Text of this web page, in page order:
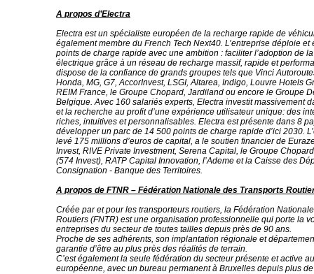
A propos d’Electra
Electra est un spécialiste européen de la recharge rapide de
également membre du French Tech Next40. L’entreprise déploie et
points de charge rapide avec une ambition : faciliter l’adoption de
électrique grâce à un réseau de recharge massif, rapide et
dispose de la confiance de grands groupes tels que Vinci
Honda, MG, G7, AccorInvest, LSGI, Altarea, Indigo, Louvre Hotels
REIM France, le Groupe Chopard, Jardiland ou encore le Groupe
Belgique. Avec 160 salariés experts, Electra investit massivement
et la recherche au profit d’une expérience utilisateur unique: des
riches, intuitives et personnalisables. Electra est présente dans 8
développer un parc de 14 500 points de charge rapide d’ici 2030.
levé 175 millions d’euros de capital, a le soutien financier de
Invest, RIVE Private Investment, Serena Capital, le Groupe
(574 Invest), RATP Capital Innovation, l’Ademe et la Caisse des
Consignation - Banque des Territoires.
A propos de FTNR – Fédération Nationale des Transports
Créée par et pour les transporteurs routiers, la Fédération
Routiers (FNTR) est une organisation professionnelle qui porte la
entreprises du secteur de toutes tailles depuis près de 90 ans.
Proche de ses adhérents, son implantation régionale et
garantie d’être au plus près des réalités de terrain.
C’est également la seule fédération du secteur présente et active
européenne, avec un bureau permanent à Bruxelles depuis plus